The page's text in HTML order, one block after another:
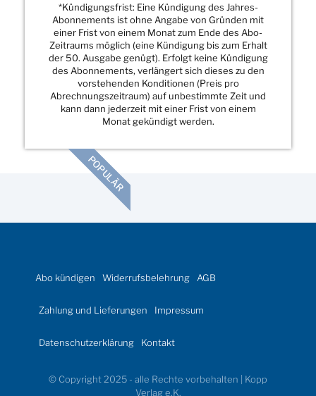
*Kündigungsfrist: Eine Kündigung des Jahres-
Abonnements ist ohne Angabe von Gründen mit
einer Frist von einem Monat zum Ende des Abo-
Zeitraums möglich (eine Kündigung bis zum Erhalt
der 50. Ausgabe genügt). Erfolgt keine Kündigung
des Abonnements, verlängert sich dieses zu den
vorstehenden Konditionen (Preis pro
Abrechnungszeitraum) auf unbestimmte Zeit und
kann dann jederzeit mit einer Frist von einem
Monat gekündigt werden.
POPULÄR
Abo kündigen Widerrufsbelehrung AGB
Zahlung und Lieferungen Impressum
Datenschutzerklärung Kontakt
© Copyright 2025 - alle Rechte vorbehalten | Kopp
Verlag e.K.